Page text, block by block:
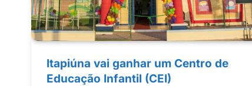
Itapiúna vai ganhar um Centro de
Educação Infantil (CEI)